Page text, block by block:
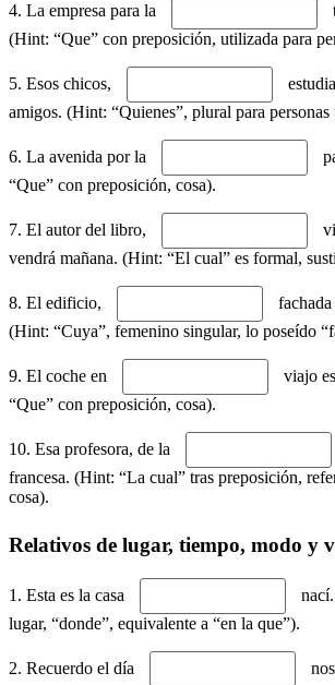
4. La empresa para la
(Hint: “Que” con preposición, utilizada para
5. Esos chicos,
amigos. (Hint: “Quienes”, plural para personas
6. La avenida por la
“Que” con preposición, cosa).
7. El autor del libro,
vendrá mañana. (Hint: “El cual” es formal,
8. El edificio,
(Hint: “Cuya”, femenino singular, lo poseído
9. El coche en
viajo
“Que” con preposición, cosa).
10. Esa profesora, de la
francesa. (Hint: “La cual” tras preposición,
cosa).
Relativos de lugar, tiempo, modo y
1. Esta es la casa
lugar, “donde”, equivalente a “en la que”).
2. Recuerdo el día